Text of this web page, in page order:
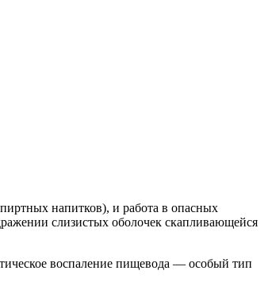
напитков), и работа в опасных
слизистых оболочек скапливающейся
воспаление пищевода — особый тип